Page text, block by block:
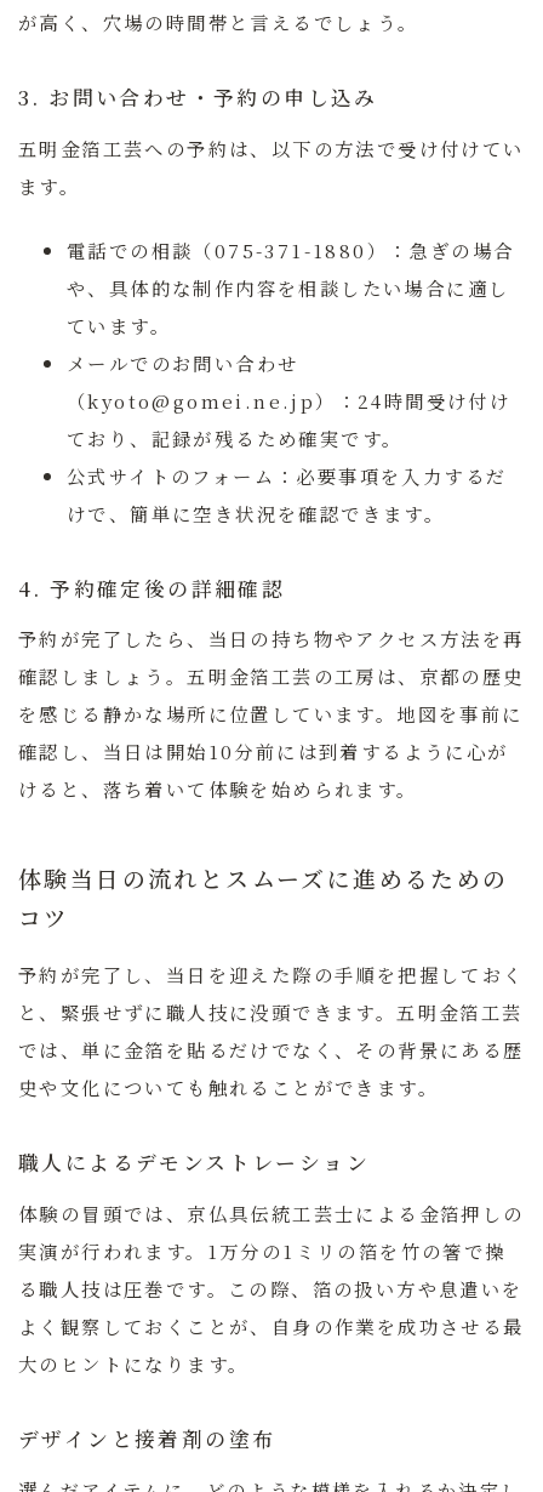
が高く、穴場の時間帯と言えるでしょう。
3. お問い合わせ・予約の申し込み
五明金箔工芸への予約は、以下の方法で受け付けてい
ます。
電話での相談（075-371-1880）： 急ぎの場合
や、具体的な制作内容を相談したい場合に適し
ています。
メールでのお問い合わせ
（kyoto@gomei.ne.jp）： 24時間受け付け
ており、記録が残るため確実です。
公式サイトのフォーム： 必要事項を入力するだ
けで、簡単に空き状況を確認できます。
4. 予約確定後の詳細確認
予約が完了したら、当日の持ち物やアクセス方法を再
確認しましょう。五明金箔工芸の工房は、京都の歴史
を感じる静かな場所に位置しています。地図を事前に
確認し、当日は開始10分前には到着するように心が
けると、落ち着いて体験を始められます。
体験当日の流れとスムーズに進めるための
コツ
予約が完了し、当日を迎えた際の手順を把握しておく
と、緊張せずに職人技に没頭できます。五明金箔工芸
では、単に金箔を貼るだけでなく、その背景にある歴
史や文化についても触れることができます。
職人によるデモンストレーション
体験の冒頭では、京仏具伝統工芸士による金箔押しの
実演が行われます。1万分の1ミリの箔を竹の箸で操
る職人技は圧巻です。この際、箔の扱い方や息遣いを
よく観察しておくことが、自身の作業を成功させる最
大のヒントになります。
デザインと接着剤の塗布